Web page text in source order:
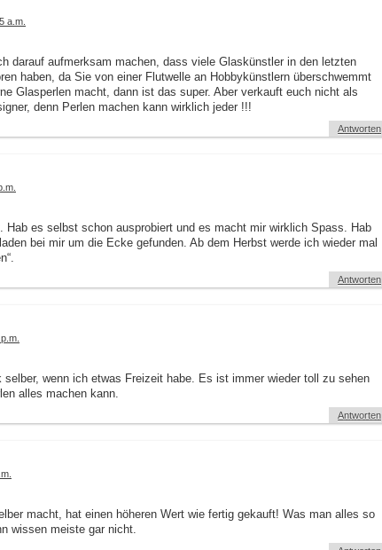
a.m.
darauf aufmerksam machen, dass viele Glaskünstler in den letzten
haben, da Sie von einer Flutwelle an Hobbykünstlern überschwemmt
Glasperlen macht, dann ist das super. Aber verkauft euch nicht als
denn Perlen machen kann wirklich jeder !!!
Antworten
es selbst schon ausprobiert und es macht mir wirklich Spass. Hab
bei mir um die Ecke gefunden. Ab dem Herbst werde ich wieder mal
Antworten
selber, wenn ich etwas Freizeit habe. Es ist immer wieder toll zu sehen
alles machen kann.
Antworten
macht, hat einen höheren Wert wie fertig gekauft! Was man alles so
wissen meiste gar nicht.